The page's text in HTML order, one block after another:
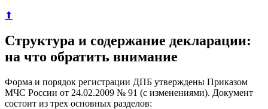
⬆
Структура и содержание декларации:
на что обратить внимание
Форма и порядок регистрации ДПБ утверждены Приказом
МЧС России от 24.02.2009 № 91 (с изменениями). Документ
состоит из трех основных разделов: